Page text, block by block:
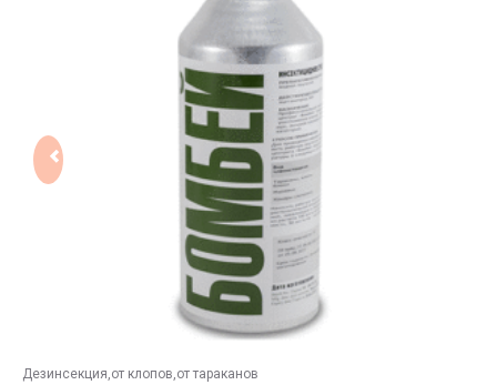
Дезинсекция от клопов от тараканов